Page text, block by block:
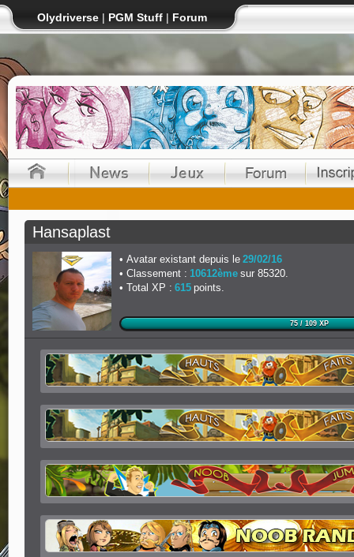
Olydriverse | PGM Stuff | Forum
Hansaplast
Avatar existant depuis le 29/02/16
Classement : 10612ème sur 85320.
Total XP : 615 points.
75 / 109 XP